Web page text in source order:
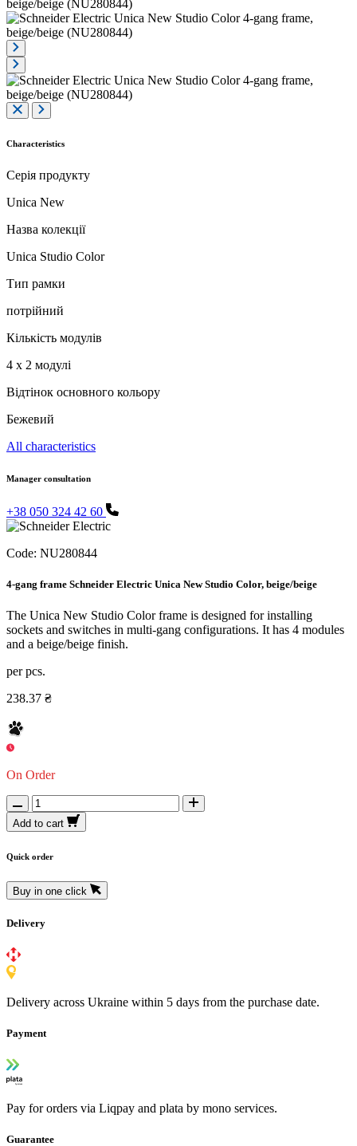
Characteristics
Серія продукту
Unica New
Назва колекції
Unica Studio Color
Тип рамки
потрійний
Кількість модулів
4 х 2 модулі
Відтінок основного кольору
Бежевий
All characteristics
Manager consultation
+38 050 324 42 60
Code: NU280844
4-gang frame Schneider Electric Unica New Studio Color, beige/beige
The Unica New Studio Color frame is designed for installing
sockets and switches in multi-gang configurations. It has 4 modules
and a beige/beige finish.
per pcs.
238.37 ₴
On Order
Add to cart
Quick order
Buy in one click
Delivery
Delivery across Ukraine within 5 days from the purchase date.
Payment
Pay for orders via Liqpay and plata by mono services.
Guarantee